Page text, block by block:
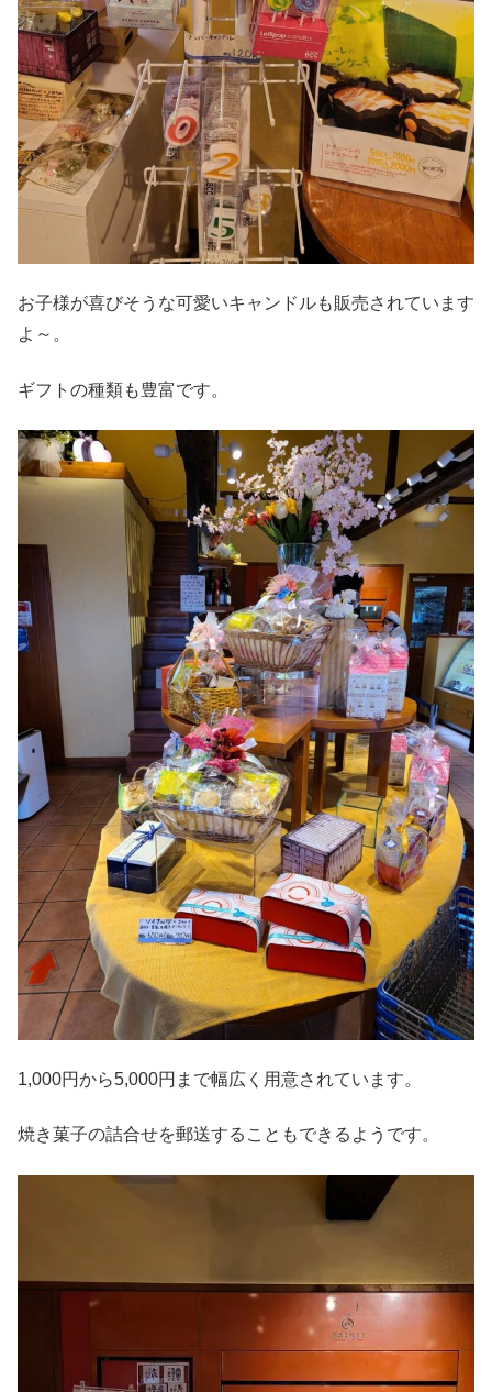
お子様が喜びそうな可愛いキャンドルも販売されています
よ～。
ギフトの種類も豊富です。
1,000円から5,000円まで幅広く用意されています。
焼き菓子の詰合せを郵送することもできるようです。